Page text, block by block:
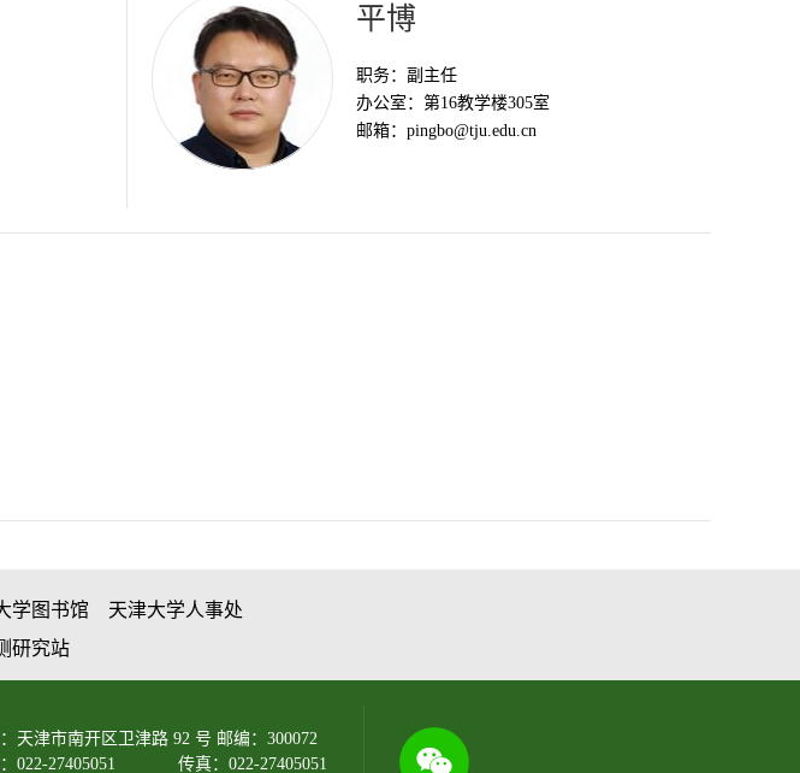
平博
职务： 副主任
办公室： 第16教学楼305室
邮箱： pingbo@tju.edu.cn
学图书馆
天津大学人事处
研究站
天津市南开区卫津路 92 号 邮编：300072
022-27405051
传真：022-27405051